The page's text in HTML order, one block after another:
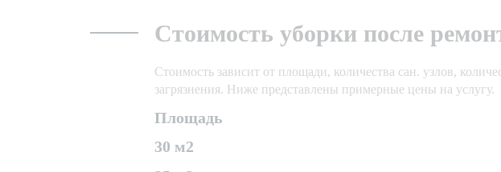
Стоимость уборки после
Стоимость зависит от площади, количества сан. узлов,
загрязнения. Ниже представлены примерные цены на услугу.
Площадь
30 м2